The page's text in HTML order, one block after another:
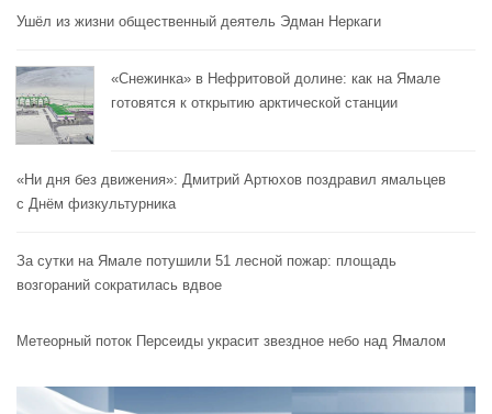
Ушёл из жизни общественный деятель Эдман Неркаги
«Снежинка» в Нефритовой долине: как на Ямале
готовятся к открытию арктической станции
«Ни дня без движения»: Дмитрий Артюхов поздравил ямальцев
с Днём физкультурника
За сутки на Ямале потушили 51 лесной пожар: площадь
возгораний сократилась вдвое
Метеорный поток Персеиды украсит звездное небо над Ямалом